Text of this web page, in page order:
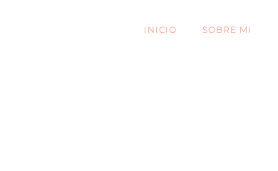
INICIO SOBRE MI